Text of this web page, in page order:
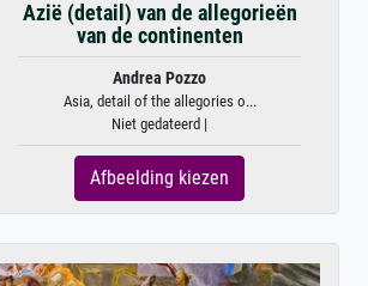
Azië (detail) van de allegorieën
van de continenten
Andrea Pozzo
Asia, detail of the allegories o...
Niet gedateerd |
Afbeelding kiezen